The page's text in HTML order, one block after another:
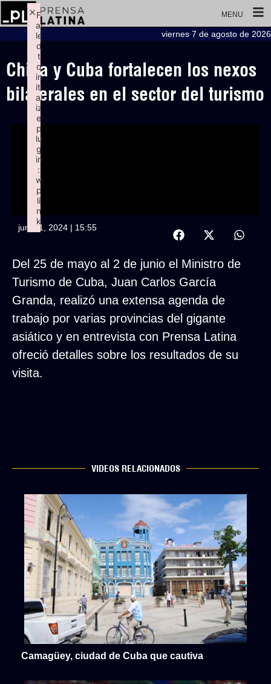
MENU
viernes 7 de agosto de 2026
China y Cuba fortalecen los nexos
bilaterales en el sector del turismo
junio 1, 2024 | 15:55
Del 25 de mayo al 2 de junio el Ministro de
Turismo de Cuba, Juan Carlos García
Granda, realizó una extensa agenda de
trabajo por varias provincias del gigante
asiático y en entrevista con Prensa Latina
ofreció detalles sobre los resultados de su
visita.
VIDEOS RELACIONADOS
Camagüey, ciudad de Cuba que cautiva
F
ai
le
d
t
o
in
iti
al
iz
e
p
lu
g
in
:
w
p
li
n
k
×
Failed to initialize plugin: wplink